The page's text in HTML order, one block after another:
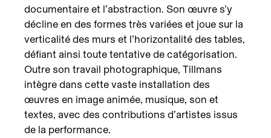
documentaire et l’abstraction. Son œuvre s’y
décline en des formes très variées et joue sur la
verticalité des murs et l’horizontalité des tables,
défiant ainsi toute tentative de catégorisation.
Outre son travail photographique, Tillmans
intègre dans cette vaste installation des
œuvres en image animée, musique, son et
textes, avec des contributions d’artistes issus
de la performance.